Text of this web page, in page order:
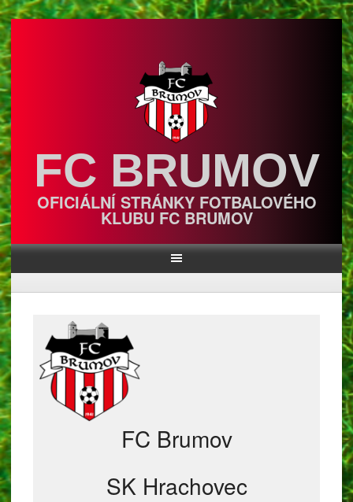
Skip
to
content
FC BRUMOV
OFICIÁLNÍ STRÁNKY FOTBALOVÉHO
KLUBU FC BRUMOV
FC Brumov
SK Hrachovec